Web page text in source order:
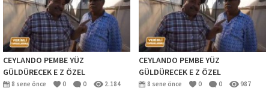
CEYLANDO PEMBE YÜZ
GÜLDÜRECEK E Z ÖZEL
8 sene önce 0 0 2.184
CEYLANDO PEMBE YÜZ
GÜLDÜRECEK E Z ÖZEL
8 sene önce 0 0 987